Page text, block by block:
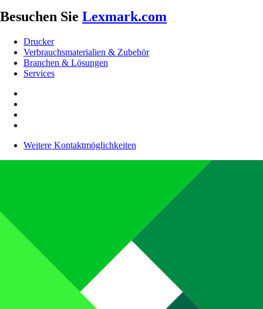
Besuchen Sie Lexmark.com
Drucker
Verbrauchsmaterialien & Zubehör
Branchen & Lösungen
Services
Weitere Kontaktmöglichkeiten